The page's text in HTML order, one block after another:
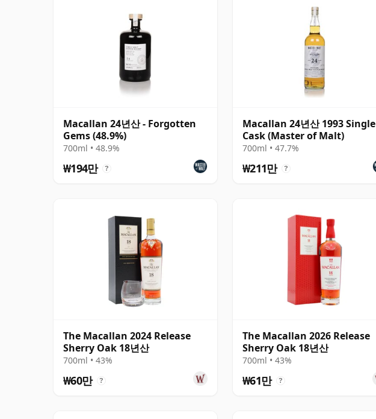
Macallan 24년산 - Forgotten
Gems (48.9%)
700ml • 48.9%
₩194만 ?
Macallan 24년산 1993 Single
Cask (Master of Malt)
700ml • 47.7%
₩211만 ?
The Macallan 2024 Release
Sherry Oak 18년산
700ml • 43%
₩60만 ?
The Macallan 2026 Release
Sherry Oak 18년산
700ml • 43%
₩61만 ?